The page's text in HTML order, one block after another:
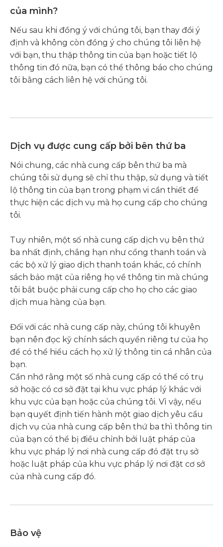
của mình?
Nếu sau khi đồng ý với chúng tôi, bạn thay đổi ý
định và không còn đồng ý cho chúng tôi liên hệ
với bạn, thu thập thông tin của bạn hoặc tiết lộ
thông tin đó nữa, bạn có thể thông báo cho chúng
tôi bằng cách liên hệ với chúng tôi.
Dịch vụ được cung cấp bởi bên thứ ba
Nói chung, các nhà cung cấp bên thứ ba mà
chúng tôi sử dụng sẽ chỉ thu thập, sử dụng và tiết
lộ thông tin của bạn trong phạm vi cần thiết để
thực hiện các dịch vụ mà họ cung cấp cho chúng
tôi.
Tuy nhiên, một số nhà cung cấp dịch vụ bên thứ
ba nhất định, chẳng hạn như cổng thanh toán và
các bộ xử lý giao dịch thanh toán khác, có chính
sách bảo mật của riêng họ về thông tin mà chúng
tôi bắt buộc phải cung cấp cho họ cho các giao
dịch mua hàng của bạn.
Đối với các nhà cung cấp này, chúng tôi khuyên
bạn nên đọc kỹ chính sách quyền riêng tư của họ
để có thể hiểu cách họ xử lý thông tin cá nhân của
bạn.
Cần nhớ rằng một số nhà cung cấp có thể có trụ
sở hoặc có cơ sở đặt tại khu vực pháp lý khác với
khu vực của bạn hoặc của chúng tôi. Vì vậy, nếu
bạn quyết định tiến hành một giao dịch yêu cầu
dịch vụ của nhà cung cấp bên thứ ba thì thông tin
của bạn có thể bị điều chỉnh bởi luật pháp của
khu vực pháp lý nơi nhà cung cấp đó đặt trụ sở
hoặc luật pháp của khu vực pháp lý nơi đặt cơ sở
của nhà cung cấp đó.
Bảo vệ